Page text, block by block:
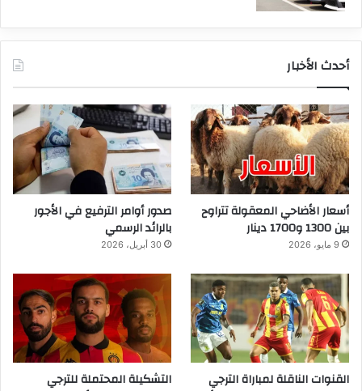
أحدث الأخبار
أسعار الأضاحي المعقولة تتراوح
بين 1300 و1700 دينار
9 مايو، 2026
صدور أوامر الترفيع في الأجور
بالرائد الرسمي
30 أبريل، 2026
القنوات الناقلة لمباراة الترجي
التشكيلة المحتملة للترجي